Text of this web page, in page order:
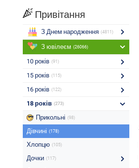
Привітання
З Днем народження (4811)
З ювілеєм (26066)
10 років (91)
15 років (115)
16 років (122)
18 років (273)
Прикольні (98)
Дівчині (178)
Хлопцю (105)
Дочки (117)